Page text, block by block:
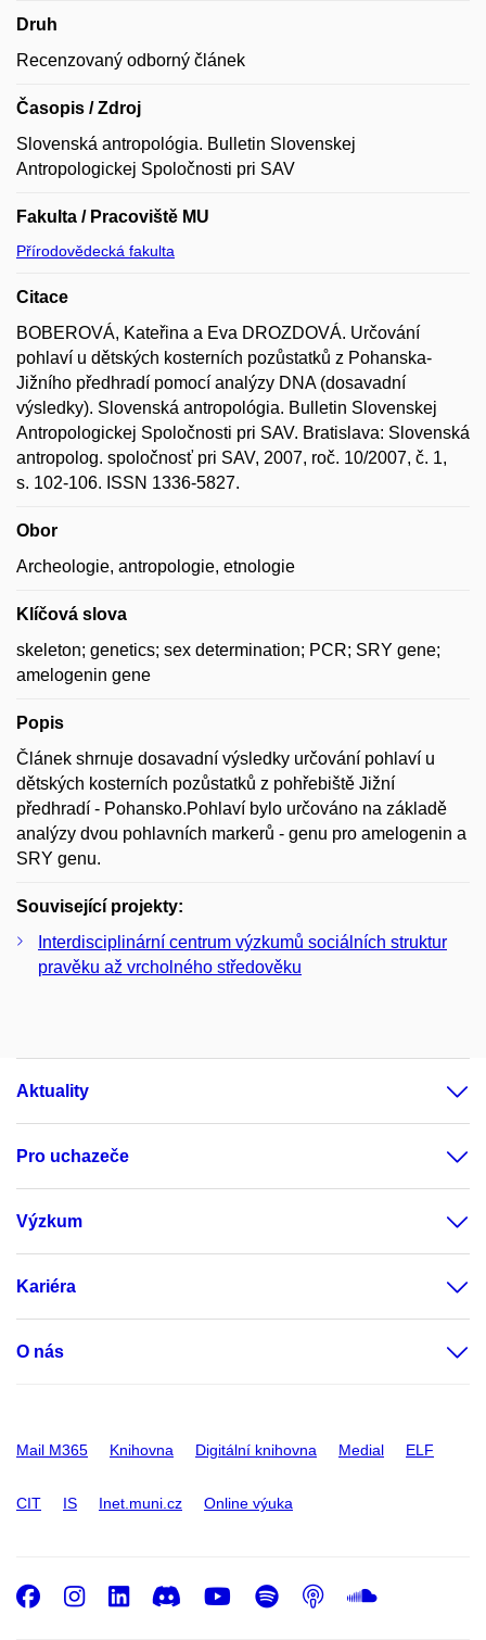
Druh
Recenzovaný odborný článek
Časopis / Zdroj
Slovenská antropológia. Bulletin Slovenskej
Antropologickej Spoločnosti pri SAV
Fakulta / Pracoviště MU
Přírodovědecká fakulta
Citace
BOBEROVÁ, Kateřina a Eva DROZDOVÁ. Určování
pohlaví u dětských kosterních pozůstatků z Pohanska-
Jižního předhradí pomocí analýzy DNA (dosavadní
výsledky). Slovenská antropológia. Bulletin Slovenskej
Antropologickej Spoločnosti pri SAV. Bratislava: Slovenská
antropolog. spoločnosť pri SAV, 2007, roč. 10/2007, č. 1,
s. 102-106. ISSN 1336-5827.
Obor
Archeologie, antropologie, etnologie
Klíčová slova
skeleton; genetics; sex determination; PCR; SRY gene;
amelogenin gene
Popis
Článek shrnuje dosavadní výsledky určování pohlaví u
dětských kosterních pozůstatků z pohřebiště Jižní
předhradí - Pohansko.Pohlaví bylo určováno na základě
analýzy dvou pohlavních markerů - genu pro amelogenin a
SRY genu.
Související projekty:
Interdisciplinární centrum výzkumů sociálních struktur
pravěku až vrcholného středověku
Aktuality
Pro uchazeče
Výzkum
Kariéra
O nás
Mail M365 Knihovna Digitální knihovna Medial ELF
CIT IS Inet.muni.cz Online výuka
Facebook
Instagram
LinkedIn
DiscordYoutube
Spotify
Podcast